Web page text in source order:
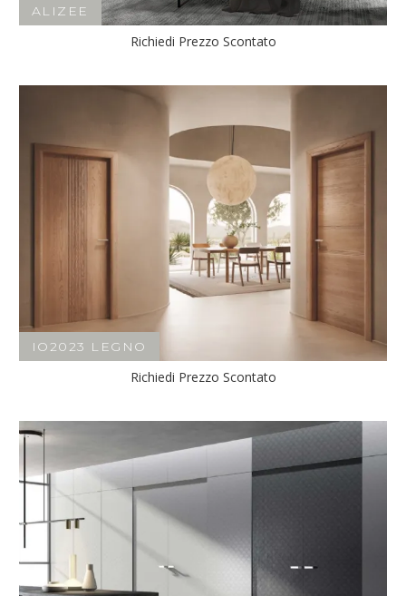
ALIZEE
Richiedi Prezzo Scontato
IO2023 LEGNO
Richiedi Prezzo Scontato